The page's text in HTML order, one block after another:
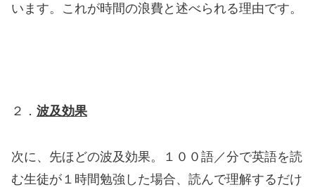
います。これが時間の浪費と述べられる理由です。
２． 波及効果
次に、先ほどの波及効果。１００語／分で英語を読
む生徒が１時間勉強した場合、読んで理解するだけ